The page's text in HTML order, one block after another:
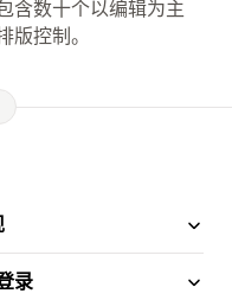
含数十个以编辑为主
控制。
录